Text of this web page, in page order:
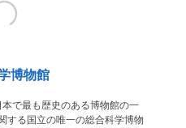
博物館
本で最も歴史のある博物館の一
する国立の唯一の総合科学博物